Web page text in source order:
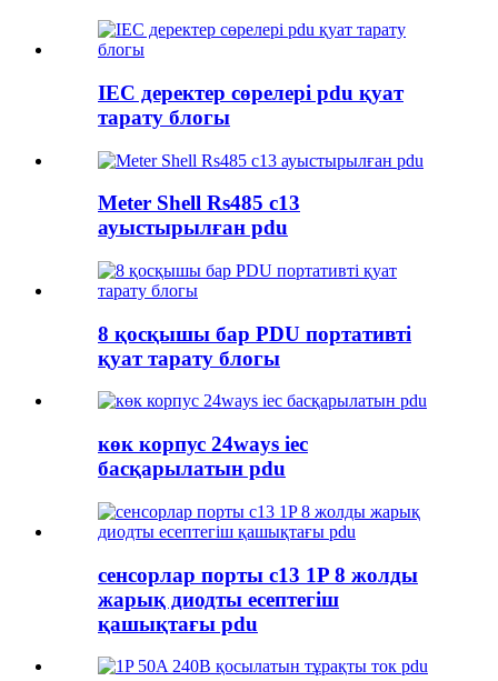
IEC деректер сөрелері pdu қуат
тарату блогы
Meter Shell Rs485 c13
ауыстырылған pdu
8 қосқышы бар PDU портативті
қуат тарату блогы
көк корпус 24ways iec
басқарылатын pdu
сенсорлар порты c13 1P 8 жолды
жарық диодты есептегіш
қашықтағы pdu